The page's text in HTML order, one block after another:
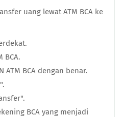
uang lewat ATM BCA ke
BCA.
ATM BCA dengan benar.
BCA yang menjadi